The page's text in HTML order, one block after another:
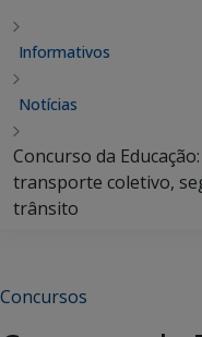
Informativos
Notícias
Concurso da
transporte coletivo,
trânsito
Concursos